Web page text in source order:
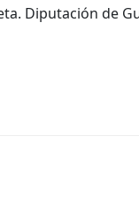
Diputación de